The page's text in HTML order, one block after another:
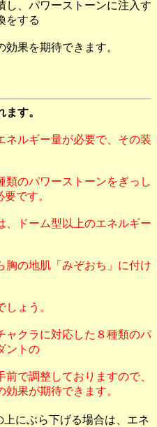
し、パワーストーンに注入す
をする
果を期待できます。
す。
ネルギー量が必要で、その装
類のパワーストーンをぎっし
です。
、ドーム型以上のエネルギー
胸の地肌「みぞおち」に付け
ょう。
ャクラに対応した８種類のパ
ントの
で調整しておりますので、
果が期待できます。
にぶら下げる場合は、エネ